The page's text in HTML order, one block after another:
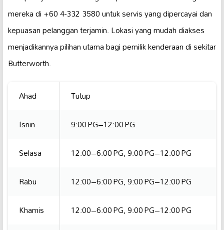
mereka di +60 4-332 3580 untuk servis yang dipercayai dan
kepuasan pelanggan terjamin. Lokasi yang mudah diakses
menjadikannya pilihan utama bagi pemilik kenderaan di sekitar
Butterworth.
Ahad
Tutup
Isnin
9:00 PG–12:00 PG
Selasa
12:00–6:00 PG, 9:00 PG–12:00 PG
Rabu
12:00–6:00 PG, 9:00 PG–12:00 PG
Khamis
12:00–6:00 PG, 9:00 PG–12:00 PG